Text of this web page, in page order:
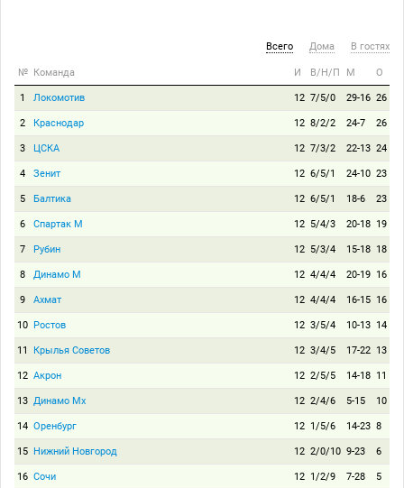
Всего Дома В гостях
№ Команда И В/Н/П М О
1 Локомотив 12 7/5/0 29-16 26
2 Краснодар 12 8/2/2 24-7 26
3 ЦСКА 12 7/3/2 22-13 24
4 Зенит 12 6/5/1 24-10 23
5 Балтика 12 6/5/1 18-6 23
6 Спартак М 12 5/4/3 20-18 19
7 Рубин 12 5/3/4 15-18 18
8 Динамо М 12 4/4/4 20-19 16
9 Ахмат 12 4/4/4 16-15 16
10 Ростов 12 3/5/4 10-13 14
11 Крылья Советов 12 3/4/5 17-22 13
12 Акрон 12 2/5/5 14-18 11
13 Динамо Мх 12 2/4/6 5-15 10
14 Оренбург 12 1/5/6 14-23 8
15 Нижний Новгород 12 2/0/10 9-23 6
16 Сочи 12 1/2/9 7-28 5